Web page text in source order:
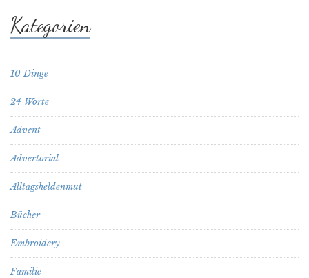
Kategorien
10 Dinge
24 Worte
Advent
Advertorial
Alltagsheldenmut
Bücher
Embroidery
Familie